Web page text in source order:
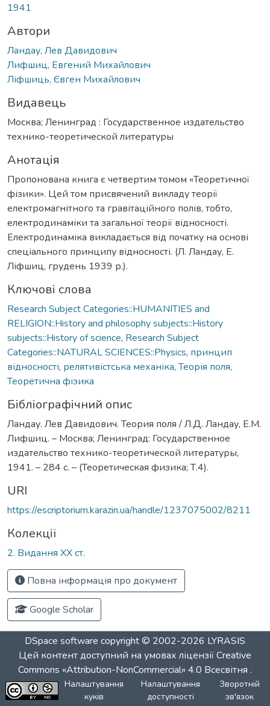
1941
Автори
Ландау, Лев Давидович
Лифшиц, Евгений Михайлович
Ліфшиць, Євген Михайлович
Видавець
Москва; Ленинград : Государственное издательство
технико-теоретической литературы
Анотація
Пропонована книга є четвертим томом «Теоретичної
фізики». Цей том присвячений викладу теорії
електромагнітного та гравітаційного полів, тобто,
електродинаміки та загальної теорії відносності.
Електродинаміка викладається від початку на основі
спеціального принципу відносності. (Л. Ландау, Е.
Ліфшиц, грудень 1939 р.).
Ключові слова
Research Subject Categories::HUMANITIES and
RELIGION::History and philosophy subjects::History
subjects::History of science, Research Subject
Categories::NATURAL SCIENCES::Physics, принцип
відносності, релятивістська механіка,Теорія поля,
Теоретична фізика
Бібліографічний опис
Ландау. Лев Давидович. Теория поля / Л.Д. Ландау, Е.М.
Лифшиц. – Москва; Ленинград: Государственное
издательство технико-теоретической литературы,
1941. – 284 с. – (Теоретическая физика; Т.4).
URI
https://escriptorium.karazin.ua/handle/1237075002/8211
Колекції
2. Видання ХХ ст.
Повна інформація про документ
Google Scholar
DSpace software copyright © 2002-2026 LYRASIS
Цей контент доступний на умовах ліцензіїCreative
Commons «Attribution-NonCommercial» 4.0 Всесвітня .
Налаштування
куків
Налаштування
доступності
Зворотній
зв'язок